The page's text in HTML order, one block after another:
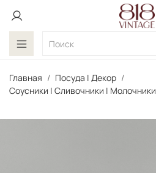
Главная
Посуда | Декор
Соусники | Сливочники | Молочники